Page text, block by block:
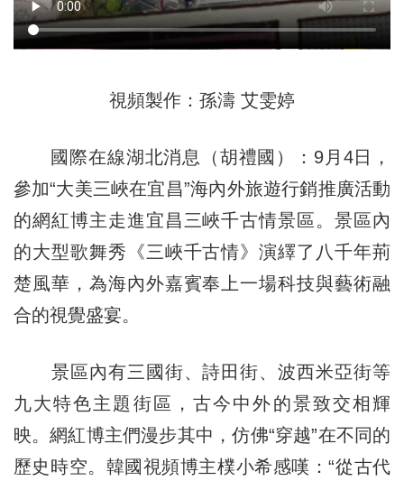
視頻製作：孫濤 艾雯婷
國際在線湖北消息（胡禮國）：9月4日，
參加“大美三峽在宜昌”海內外旅遊行銷推廣活動
的網紅博主走進宜昌三峽千古情景區。景區內
的大型歌舞秀《三峽千古情》演繹了八千年荊
楚風華，為海內外嘉賓奉上一場科技與藝術融
合的視覺盛宴。
景區內有三國街、詩田街、波西米亞街等
九大特色主題街區，古今中外的景致交相輝
映。網紅博主們漫步其中，仿佛“穿越”在不同的
歷史時空。韓國視頻博主樸小希感嘆：“從古代